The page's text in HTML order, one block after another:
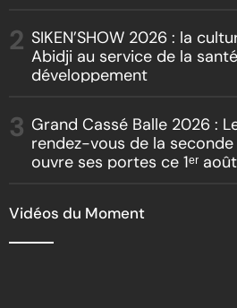
« Boss vs Boss »
SIKEN’SHOW 2026 : la
Abidji au service de la
développement
Grand Cassé Balle 2026 :
rendez-vous de la
ouvre ses portes ce 1ᵉʳ
Vidéos du Moment